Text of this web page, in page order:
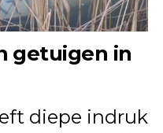
getuigen in
diepe indruk